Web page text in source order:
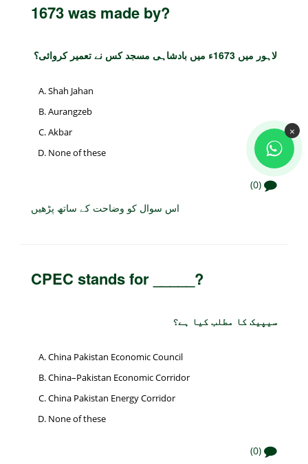
1673 was made by?
لاہور میں 1673ء میں بادشاہی مسجد کس نے تعمیر کروائی؟
Shah Jahan
Aurangzeb
Akbar
None of these
(0)
اس سوال کو وضاحت کے ساتھ پڑھیں
CPEC stands for _____?
سیپیک کا مطلب کیا ہے؟
China Pakistan Economic Council
China–Pakistan Economic Corridor
China Pakistan Energy Corridor
None of these
(0)
×